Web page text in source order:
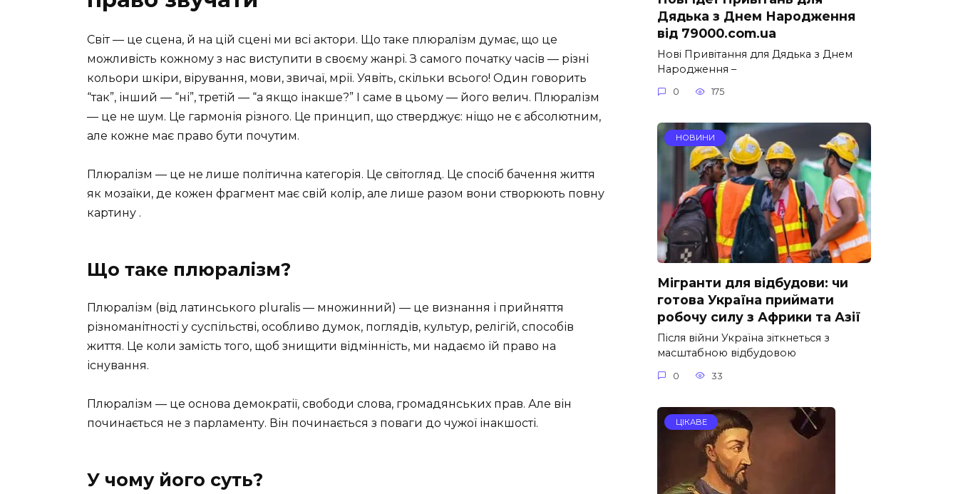
Світ — це сцена, й на цій сцені ми всі актори. Що таке плюралізм думає, що це
можливість кожному з нас виступити в своєму жанрі. З самого початку часів — різні
кольори шкіри, вірування, мови, звичаї, мрії. Уявіть, скільки всього! Один говорить
“так”, інший — “ні”, третій — “а якщо інакше?” І саме в цьому — його велич. Плюралізм
— це не шум. Це гармонія різного. Це принцип, що стверджує: ніщо не є абсолютним,
але кожне має право бути почутим.
Плюралізм — це не лише політична категорія. Це світогляд. Це спосіб бачення життя
як мозаїки, де кожен фрагмент має свій колір, але лише разом вони створюють повну
картину ️.
Що таке плюралізм?
Плюралізм (від латинського pluralis — множинний) — це визнання і прийняття
різноманітності у суспільстві, особливо думок, поглядів, культур, релігій, способів
життя. Це коли замість того, щоб знищити відмінність, ми надаємо їй право на
існування.
Плюралізм — це основа демократії, свободи слова, громадянських прав. Але він
починається не з парламенту. Він починається з поваги до чужої інакшості.
У чому його суть?
Дядька з Днем Народження
від 79000.com.ua
Нові Привітання для Дядька з Днем
Народження –
0 175
НОВИНИ
Мігранти для відбудови: чи
готова Україна приймати
робочу силу з Африки та Азії
Після війни Україна зіткнеться з
масштабною відбудовою
0 33
ЦІКАВЕ